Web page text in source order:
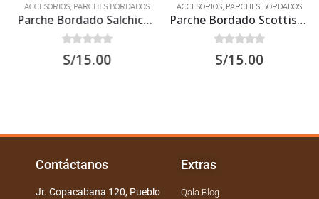
ACCESORIOS,PARCHES BORDADOS
Parche Bordado Salchicha Marrón
out of 5
S/15.00
ACCESORIOS, PARCHES BORDADOS
Parche Bordado Scottish Terrier
out of 5
S/15.00
Contáctanos
Jr. Copacabana 120, Pueblo
Extras
Qala Blog